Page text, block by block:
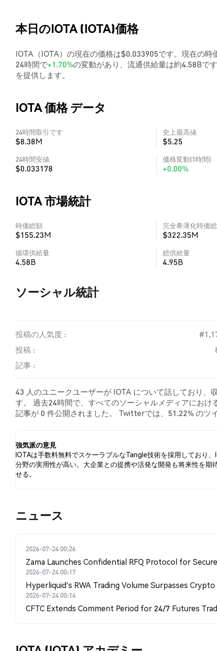
本日のIOTA (IOTA)価格
IOTA（IOTA）の現在の価格は$0.033905です。現在の
24時間で+1.70%の変動があり、流通供給量は約4.58Bで
を提供します。
IOTA 価格 データ
24時間取引です
$8.38M
史上最高値
$5.25
24時間安値
$0.033178
価格変動(1時間)
+0.00%
IOTA 市場統計
時価総額
$155.23M
完全希薄化時価
$322.35M
循環供給量
4.58B
総供給量
4.95B
ソーシャル統計
投稿の人気度 :
投稿 :
記事 :
43 人のユニークユーザーが IOTA について話しており、
す。 過去24時間で、すべてのソーシャルメディアにお
記事が 0 件公開されました。 Twitterでは、51.22% のツ
強気派の意見
IOTAは手数料無料でスケーラブルなTangle技術を採用しており、
分野の実用性が高い。大企業との提携や活発な開発も将来性を期
せる。
​​ニュース​​
2026-07-24 00:26
Zama Launches Confidential RFQ Protocol for
2026-07-24 00:17
Hyperliquid's RWA Trading Volume Surpasses
2026-07-24 00:14
CFTC Extends Comment Period for 24/7 Futures